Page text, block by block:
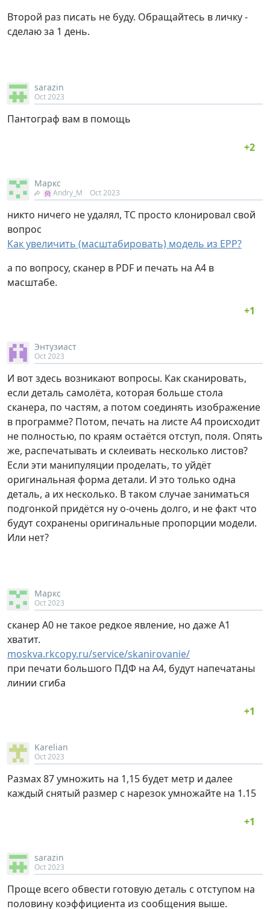
Второй раз писать не буду. Обращайтесь в личку -
сделаю за 1 день.
sarazin
Oct 2023
Пантограф вам в помощь
Маркс
Andry_M Oct 2023
никто ничего не удалял, ТС просто клонировал свой
вопрос
Как увеличить (масштабировать) модель из EPP?
а по вопросу, сканер в PDF и печать на А4 в
масштабе.
Энтузиаст
Oct 2023
И вот здесь возникают вопросы. Как сканировать,
если деталь самолёта, которая больше стола
сканера, по частям, а потом соединять изображение
в программе? Потом, печать на листе А4 происходит
не полностью, по краям остаётся отступ, поля. Опять
же, распечатывать и склеивать несколько листов?
Если эти манипуляции проделать, то уйдёт
оригинальная форма детали. И это только одна
деталь, а их несколько. В таком случае заниматься
подгонкой придётся ну о-очень долго, и не факт что
будут сохранены оригинальные пропорции модели.
Или нет?
Маркс
Oct 2023
сканер А0 не такое редкое явление, но даже А1
хватит.
moskva.rkcopy.ru/service/skanirovanie/
при печати большого ПДФ на А4, будут напечатаны
линии сгиба
Karelian
Oct 2023
Размах 87 умножить на 1,15 будет метр и далее
каждый снятый размер с нарезок умножайте на 1.15
sarazin
Oct 2023
Проще всего обвести готовую деталь с отступом на
половину коэффициента из сообщения выше.